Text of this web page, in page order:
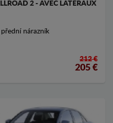
2 - AVEC LATÉRAUX
nárazník
212 €
205 €